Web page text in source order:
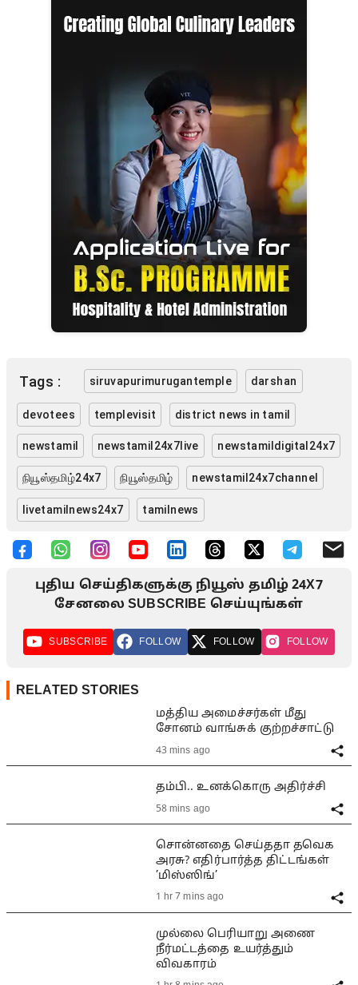
Tags : siruvapurimurugantemple darshan
devotees templevisit district news in tamil
newstamil newstamil24x7live newstamildigital24x7
நியூஸ்தமிழ்24x7 நியூஸ்தமிழ் newstamil24x7channel
livetamilnews24x7 tamilnews
புதிய செய்திகளுக்கு நியூஸ் தமிழ் 24X7
சேனலை SUBSCRIBE செய்யுங்கள்
SUBSCRIBE FOLLOW FOLLOW FOLLOW
RELATED STORIES
மத்திய அமைச்சர்கள் மீது
சோனம் வாங்சுக் குற்றச்சாட்டு
43 mins ago
தம்பி.. உனக்கொரு அதிர்ச்சி
58 mins ago
சொன்னதை செய்ததா தவெக
அரசு? எதிர்பார்த்த திட்டங்கள்
’மிஸ்ஸிங்’
1 hr 7 mins ago
முல்லை பெரியாறு அணை
நீர்மட்டத்தை உயர்த்தும்
விவகாரம்